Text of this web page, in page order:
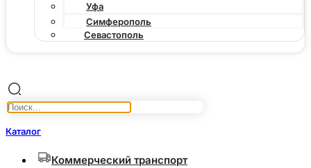
Уфа
Симферополь
Севастополь
Каталог
Коммерческий транспорт